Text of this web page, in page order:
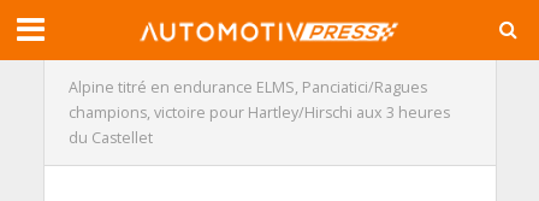
Alpine titré en endurance ELMS, Panciatici/Ragues
champions, victoire pour Hartley/Hirschi aux 3 heures
du Castellet